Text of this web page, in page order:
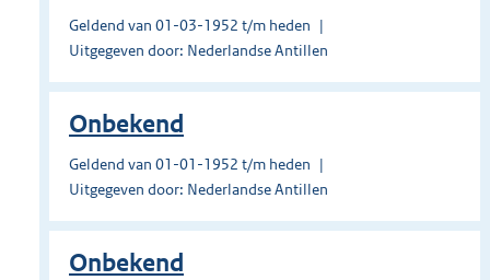
Geldend van 01-03-1952 t/m heden
Uitgegeven door: Nederlandse Antillen
Onbekend
Geldend van 01-01-1952 t/m heden
Uitgegeven door: Nederlandse Antillen
Onbekend